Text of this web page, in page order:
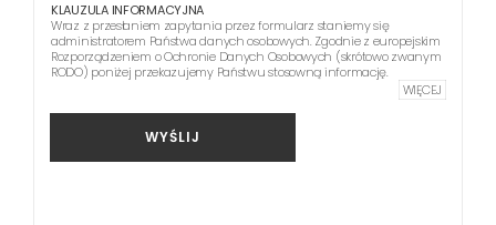
KLAUZULA INFORMACYJNA
Wraz z przesłaniem zapytania przez formularz staniemy się
administratorem Państwa danych osobowych. Zgodnie z europejskim
Rozporządzeniem o Ochronie Danych Osobowych (skrótowo zwanym
RODO) poniżej przekazujemy Państwu stosowną informację.
WIĘCEJ
WYŚLIJ